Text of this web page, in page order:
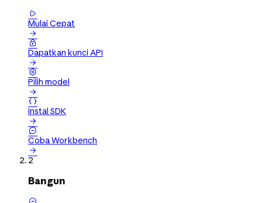

Mulai Cepat


Dapatkan kunci API


Pilih model


Instal SDK


Coba Workbench

2
Bangun
